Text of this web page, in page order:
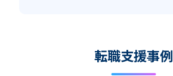
転職支援事例